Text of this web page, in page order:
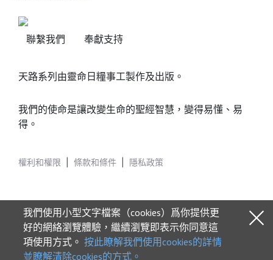
聯繫我們 奉獻支持
天路系列由靈命日糧事工製作及出版。
我們的使命是讓改變生命的聖經智慧，變得易懂、易
得。
權利和權限 條款和條件 隱私政策
© 2026 Our Daily Bread Ministries
我們使用小型文字檔案（cookies）爲你提供更
好的網絡瀏覽體驗，繼續瀏覽即表示你同意這
項使用方式。 按此瞭解我們使用cookies的詳情
並瞭解清除cookies的方式。